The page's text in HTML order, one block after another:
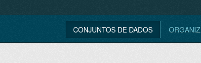
CONJUNTOS DE DADOS